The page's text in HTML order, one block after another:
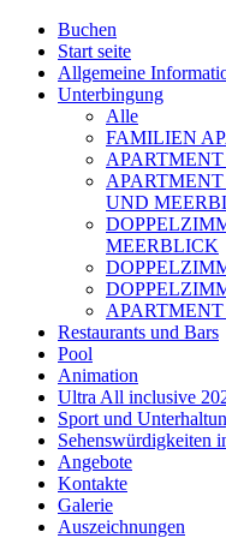
Buchen
Start seite
Allgemeine
Unterbingung
Alle
FAMILIEN
UND
MEERBLICK
Restaurants und Bars
Pool
Animation
Ultra All inclusive
Sport und
Sehenswürdigkeiten
Angebote
Kontakte
Galerie
Auszeichnungen